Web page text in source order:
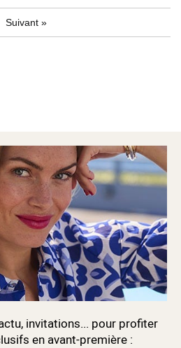
Suivant »
invitations... pour profiter
en avant-première :